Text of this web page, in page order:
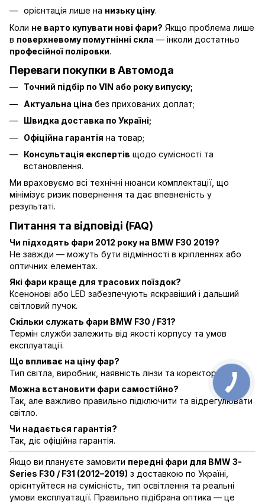
орієнтація лише на низьку ціну.
Коли не варто купувати нові фари? Якщо проблема лише
в поверхневому помутнінні скла — інколи достатньо
професійної поліровки.
Переваги покупки в Автомода
Точний підбір по VIN або року випуску;
Актуальна ціна без прихованих доплат;
Швидка доставка по Україні;
Офіційна гарантія на товар;
Консультація експертів щодо сумісності та
встановлення.
Ми враховуємо всі технічні нюанси комплектації, що
мінімізує ризик повернення та дає впевненість у
результаті.
Питання та відповіді (FAQ)
Чи підходять фари 2012 року на BMW F30 2019?
Не завжди — можуть бути відмінності в кріпленнях або
оптичних елементах.
Які фари краще для трасових поїздок?
Ксенонові або LED забезпечують яскравіший і дальший
світловий пучок.
Скільки служать фари BMW F30 / F31?
Термін служби залежить від якості корпусу та умов
експлуатації.
Що впливає на ціну фар?
Тип світла, виробник, наявність лінзи та коректора.
Можна встановити фари самостійно?
Так, але важливо правильно підключити та відрегулювати
світло.
Чи надається гарантія?
Так, діє офіційна гарантія.
Якщо ви плануєте замовити передні фари для BMW 3-
Series F30 / F31 (2012–2019) з доставкою по Україні,
орієнтуйтеся на сумісність, тип освітлення та реальні
умови експлуатації. Правильно підібрана оптика — це